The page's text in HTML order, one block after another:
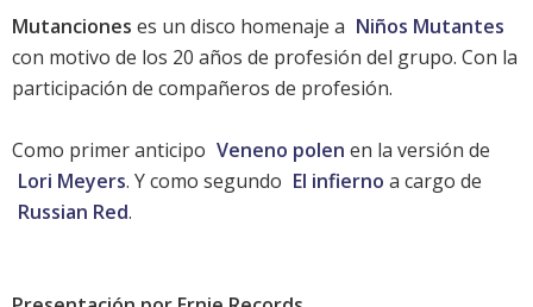
Mutanciones es un disco homenaje a Niños Mutantes
con motivo de los 20 años de profesión del grupo. Con la
participación de compañeros de profesión.
Como primer anticipo Veneno polen en la versión de
Lori Meyers. Y como segundo El infierno a cargo de
Russian Red.